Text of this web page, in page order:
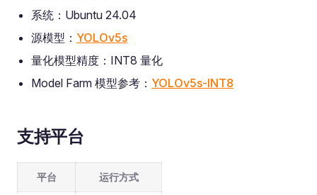
系统：Ubuntu 24.04
源模型： YOLOv5s
量化模型精度：INT8 量化
Model Farm 模型参考： YOLOv5s-INT8
支持平台
平台 运行方式